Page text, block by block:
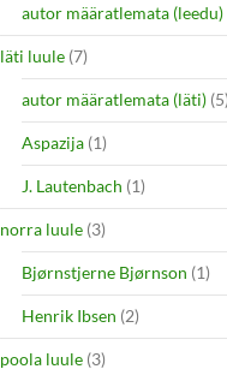
autor määratlemata (leedu)
läti luule (7)
autor määratlemata (läti) (5)
Aspazija (1)
J. Lautenbach (1)
norra luule (3)
Bjørnstjerne Bjørnson (1)
Henrik Ibsen (2)
poola luule (3)